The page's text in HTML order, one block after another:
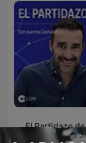
El Partidazo de